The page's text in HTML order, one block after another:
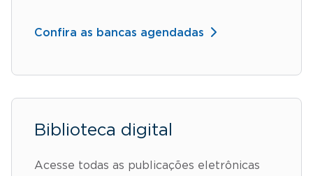
Confira as bancas agendadas
Biblioteca digital
Acesse todas as publicações eletrônicas